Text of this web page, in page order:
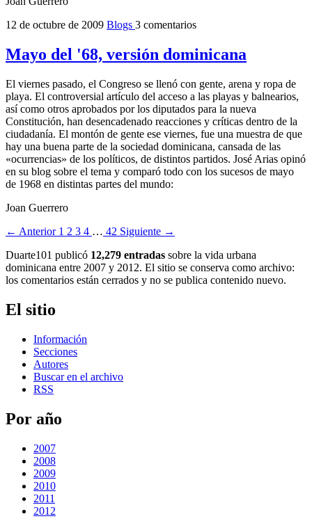
12 de octubre de 2009 Blogs 3 comentarios
Mayo del '68, versión dominicana
El viernes pasado, el Congreso se llenó con gente, arena y ropa de
playa. El controversial artículo del acceso a las playas y balnearios,
así como otros aprobados por los diputados para la nueva
Constitución, han desencadenado reacciones y críticas dentro de la
ciudadanía. El montón de gente ese viernes, fue una muestra de que
hay una buena parte de la sociedad dominicana, cansada de las
«ocurrencias» de los políticos, de distintos partidos. José Arias opinó
en su blog sobre el tema y comparó todo con los sucesos de mayo
de 1968 en distintas partes del mundo:
Joan Guerrero
← Anterior 1 2 3 4 … 42 Siguiente →
Duarte101 publicó 12,279 entradas sobre la vida urbana
dominicana entre 2007 y 2012. El sitio se conserva como archivo:
los comentarios están cerrados y no se publica contenido nuevo.
El sitio
Información
Secciones
Autores
Buscar en el archivo
RSS
Por año
2007
2008
2009
2010
2011
2012